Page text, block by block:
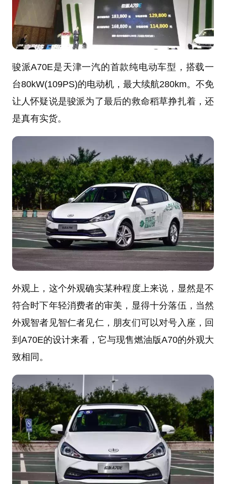
骏派A70E是天津一汽的首款纯电动车型，搭载一
台80kW(109PS)的电动机，最大续航280km。不免
让人怀疑说是骏派为了最后的救命稻草挣扎着，还
是真有实货。
外观上，这个外观确实某种程度上来说，显然是不
符合时下年轻消费者的审美，显得十分落伍，当然
外观智者见智仁者见仁，朋友们可以对号入座，回
到A70E的设计来看，它与现售燃油版A70的外观大
致相同。